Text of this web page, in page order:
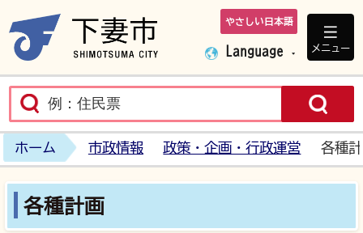
下妻市ホームペ
やさしい日本語
Language メニュー
ホーム 市政情報 政策・企画・行政運営 各種
各種計画